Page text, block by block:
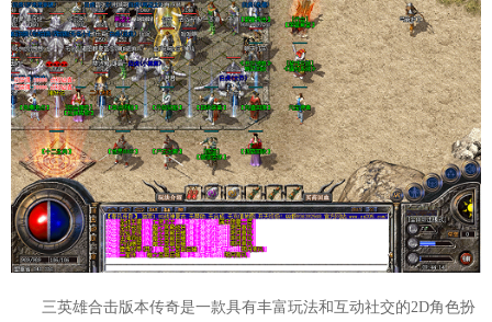
三英雄合击版本传奇是一款具有丰富玩法和互动社交的2D角色扮